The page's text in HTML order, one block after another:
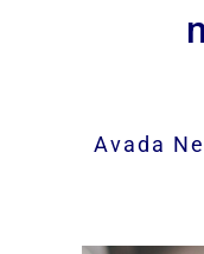
Avada